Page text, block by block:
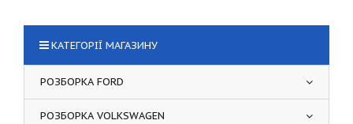
КАТЕГОРІЇ МАГАЗИНУ
РОЗБОРКА FORD
РОЗБОРКА VOLKSWAGEN